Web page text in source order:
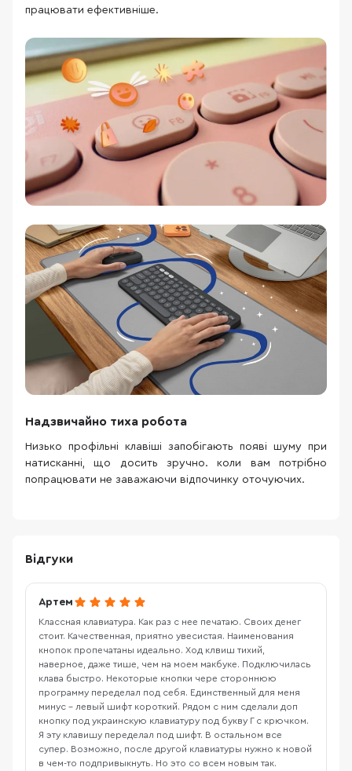
працювати ефективніше.
Надзвичайно тиха робота
Низько профільні клавіші запобігають появі шуму при
натисканні, що досить зручно. коли вам потрібно
попрацювати не заважаючи відпочинку оточуючих.
Відгуки
Артем
Классная клавиатура. Как раз с нее печатаю. Своих денег
стоит. Качественная, приятно увесистая. Наименования
кнопок пропечатаны идеально. Ход клвиш тихий,
наверное, даже тише, чем на моем макбуке. Подключилась
клава быстро. Некоторые кнопки чере стороннюю
программу переделал под себя. Единственный для меня
минус - левый шифт короткий. Рядом с ним сделали доп
кнопку под украинскую клавиатуру под букву Г с крючком.
Я эту клавишу переделал под шифт. В остальном все
супер. Возможно, после другой клавиатуры нужно к новой
в чем-то подпривыкнуть. Но это со всем новым так.